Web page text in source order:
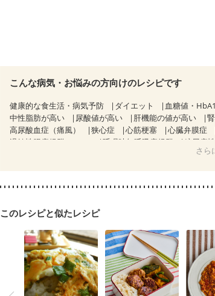
こんな病気・お悩みの方向けのレシピです
健康的な食生活・病気予防 ダイエット 血糖値・
中性脂肪が高い
尿酸値が高い 肝機能の値が高い
高尿酸血症（痛風）
狭心症 心筋梗塞 心臓弁膜症
過敏性腸症候群（IBS）
睡眠時無呼吸症候群 糖尿病
CKD
乾癬
フレイル（年齢に合わせた体作り） 低栄養予防
さら
このレシピと似たレシピ